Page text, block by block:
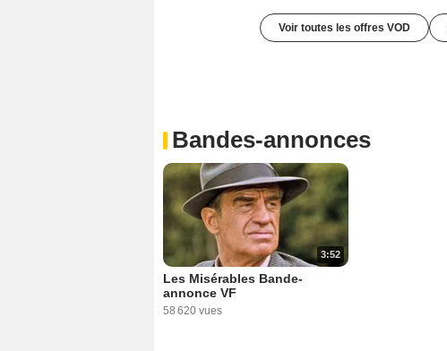
Voir toutes les offres VOD
Bandes-annonces
3:52
Les Misérables Bande-
annonce VF
58 620 vues